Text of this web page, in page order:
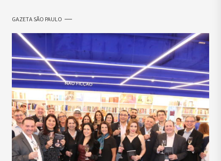
GAZETA SÃO PAULO